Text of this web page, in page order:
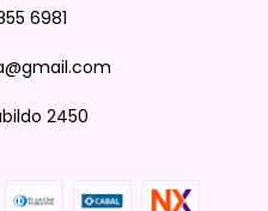
6981
2450